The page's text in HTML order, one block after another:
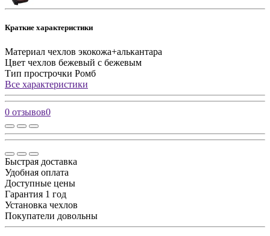
Краткие характеристики
Материал чехлов экокожа+алькантара
Цвет чехлов бежевый с бежевым
Тип прострочки Ромб
Все характеристики
0 отзывов0
Быстрая доставка
Удобная оплата
Доступные цены
Гарантия 1 год
Установка чехлов
Покупатели довольны